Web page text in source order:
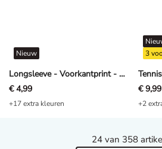
Longsleeve - Voorkantprint - Donkergrijs
Nieuw
€ 4,99
+17 extra kleuren
3
€ 9,99
+2
24 van 358